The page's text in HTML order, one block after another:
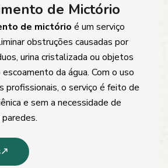
de Mictório
de mictório é um serviço
obstruções causadas por
urina cristalizada ou objetos
da água. Com o uso
profissionais, o serviço é feito de
e sem a necessidade de